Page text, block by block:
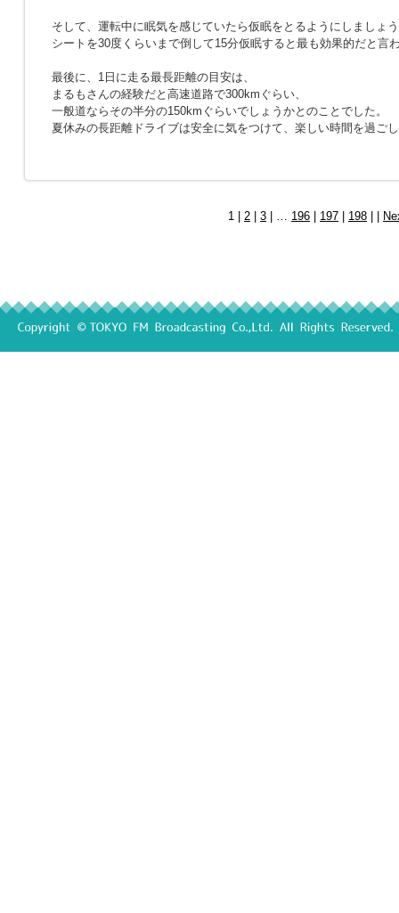
そして、運転中に眠気を感じていたら仮眠をとるようにしましょ
シートを30度くらいまで倒して15分仮眠すると最も効果的だと言
最後に、1日に走る最長距離の目安は、
まるもさんの経験だと高速道路で300kmぐらい、
一般道ならその半分の150kmぐらいでしょうかとのことでした。
夏休みの長距離ドライブは安全に気をつけて、楽しい時間を過ご
1 | 2 3 | … 196 197 198